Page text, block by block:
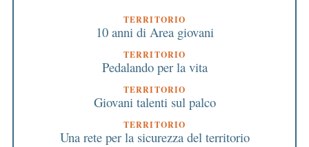
TERRITORIO
10 anni di Area giovani
TERRITORIO
Pedalando per la vita
TERRITORIO
Giovani talenti sul palco
TERRITORIO
Una rete per la sicurezza del territorio